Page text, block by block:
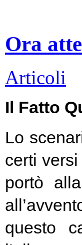
Ora
Articoli
Il Fatto
Lo
certi
portò
questo